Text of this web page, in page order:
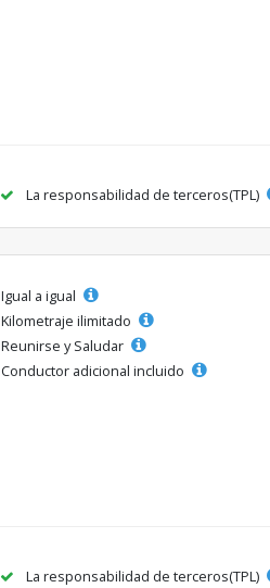
La responsabilidad de terceros(TPL)
Igual a igual
Kilometraje ilimitado
Reunirse y Saludar
Conductor adicional incluido
La responsabilidad de terceros(TPL)